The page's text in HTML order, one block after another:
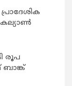
രൂപ
ബാങ്ക്